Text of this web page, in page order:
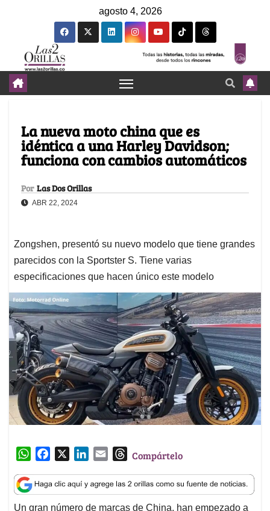
agosto 4, 2026
La nueva moto china que es
idéntica a una Harley Davidson;
funciona con cambios automáticos
Por Las Dos Orillas
ABR 22, 2024
Zongshen, presentó su nuevo modelo que tiene grandes
parecidos con la Sportster S. Tiene varias
especificaciones que hacen único este modelo
W
a
t
c
e
n
k
a
i
T
r
e
Compártelo
Un gran número de marcas de China, han empezado a